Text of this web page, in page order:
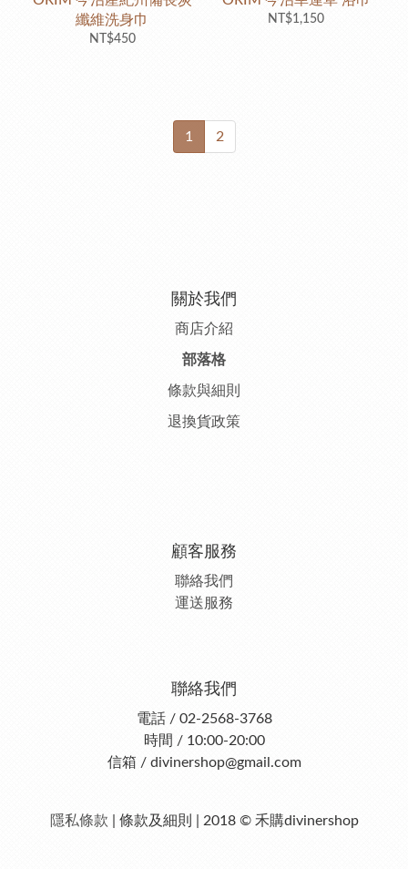
纖維洗身巾
NT$450
NT$1,150
1 2
關於我們
商店介紹
部落格
條款與細則
退換貨政策
顧客服務
聯絡我們
運送服務
聯絡我們
電話 / 02-2568-3768
時間 / 10:00-20:00
信箱 / divinershop@gmail.com
隱私條款 | 條款及細則 | 2018 © 禾購divinershop